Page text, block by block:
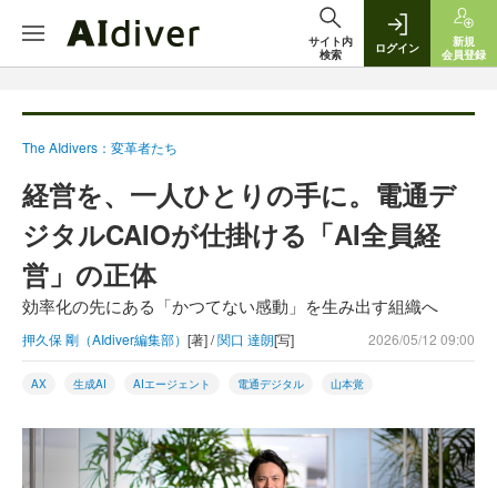
サイト内
検索
ログイン
新規
会員登録
The AIdivers：変革者たち
経営を、一人ひとりの手に。電通デ
ジタルCAIOが仕掛ける「AI全員経
営」の正体
効率化の先にある「かつてない感動」を生み出す組織へ
押久保 剛（AIdiver編集部） [著] /関口 達朗[写] 2026/05/12 09:00
AX 生成AI AIエージェント 電通デジタル 山本覚